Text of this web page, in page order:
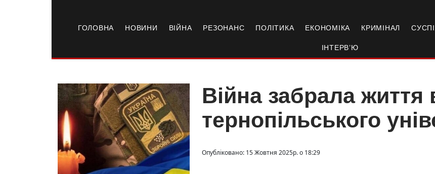
ГОЛОВНА НОВИНИ ВІЙНА РЕЗОНАНС ПОЛІТИКА ЕКОНОМІКА КРИМІНАЛ
ІНТЕРВ’Ю
Війна забрала життя
тернопільського
Опубліковано: 15 Жовтня 2025р. о 18:29